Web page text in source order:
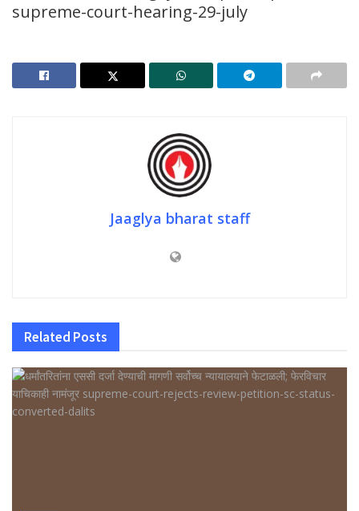
supreme-court-hearing-29-july
Jaaglya bharat staff
Related Posts